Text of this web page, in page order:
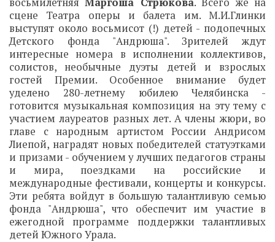
сцене Театра оперы и балета им. М.И.Глинки
выступят около восьмисот (!) детей - подопечных
Детского фонда "Андрюша". Зрителей ждут
интересные номера в исполнении коллективов,
солистов, необычные дуэты детей и взрослых
гостей Премии. Особенное внимание будет
уделено 280-летнему юбилею Челябинска -
готовится музыкальная композиция на эту тему с
участием лауреатов разных лет. А члены жюри, во
главе с народным артистом России Андрисом
Лиепой, наградят новых победителей статуэтками
и призами - обучением у лучших педагогов страны
и мира, поездками на российские и
международные фестивали, концерты и конкурсы.
Эти ребята войдут в большую талантливую семью
фонда "Андрюша", что обеспечит им участие в
ежегодной программе поддержки талантливых
детей Южного Урала.